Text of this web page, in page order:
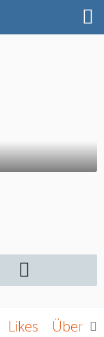
Likes Über